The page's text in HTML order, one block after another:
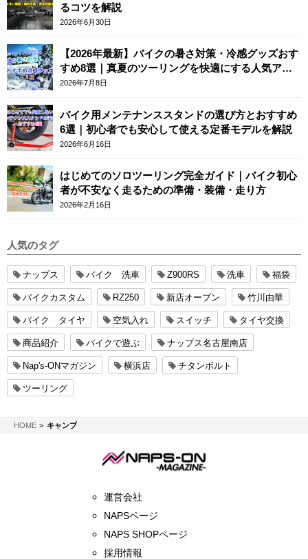
るコツを解説
2026年6月30日
【2026年最新】バイクの暑さ対策・冷感グッズおす
すめ8選｜真夏のツーリングを快適にする人気アイ
テム
2026年7月8日
バイク用メンテナンススタンドの選び方とおすすめ
6選｜初心者でも安心して使える定番モデルを解説
2026年6月16日
はじめてのソロツーリング完全ガイド｜バイク初心
者が不安なく走るための準備・装備・走り方
2026年2月16日
人気のタグ
ナップス バイク 洗車 Z900RS 洗車 福袋
バイクカスタム RZ250 新店オープン 竹川由華
バイク タイヤ 空気入れ スイッチ タイヤ交換
商品紹介 バイクで遊ぶ ナップス名古屋南店
Nap's-ONマガジン 横浜店 チタンボルト
ツーリング
HOMENAPS-ON マガジン
キャンプ
運営会社
NAPSページ
NAPS SHOPページ
採用情報